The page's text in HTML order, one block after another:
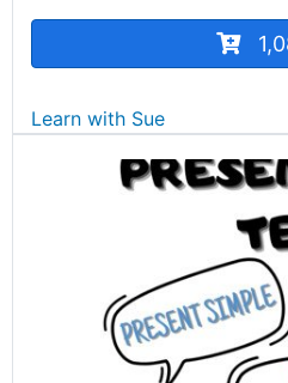
Learn with Sue